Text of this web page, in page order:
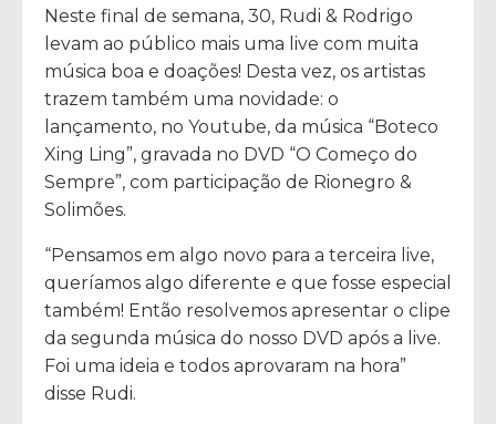
Neste final de semana, 30, Rudi & Rodrigo
levam ao público mais uma live com muita
música boa e doações! Desta vez, os artistas
trazem também uma novidade: o
lançamento, no Youtube, da música “Boteco
Xing Ling”, gravada no DVD “O Começo do
Sempre”, com participação de Rionegro &
Solimões.
“Pensamos em algo novo para a terceira live,
queríamos algo diferente e que fosse especial
também! Então resolvemos apresentar o clipe
da segunda música do nosso DVD após a live.
Foi uma ideia e todos aprovaram na hora”
disse Rudi.